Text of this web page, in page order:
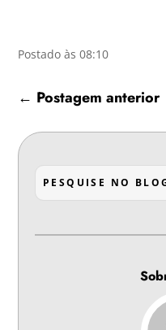
Postado às 08:10
← Postagem anterior